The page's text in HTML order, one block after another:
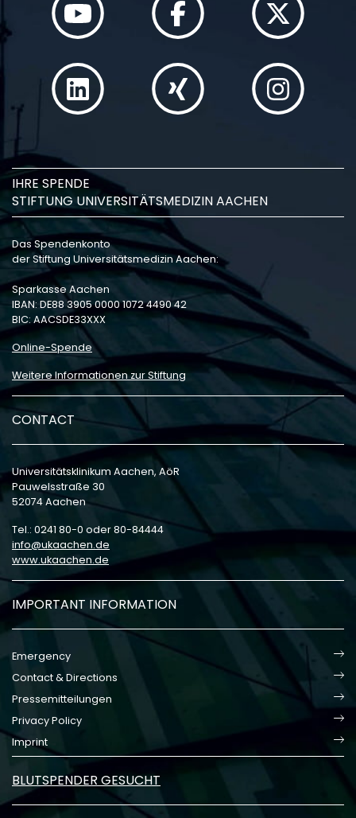
IHRE SPENDE
STIFTUNG UNIVERSITÄTSMEDIZIN AACHEN
Das Spendenkonto
der Stiftung Universitätsmedizin Aachen:
Sparkasse Aachen
IBAN: DE88 3905 0000 1072 4490 42
BIC: AACSDE33XXX
Online-Spende
Weitere Informationen zur Stiftung
CONTACT
Universitätsklinikum Aachen, AöR
Pauwelsstraße 30
52074 Aachen
Tel.: 0241 80-0 oder 80-84444
info
ukaachen de
www.ukaachen.de
IMPORTANT INFORMATION
Emergency
Contact & Directions
Pressemitteilungen
Privacy Policy
Imprint
BLUTSPENDER GESUCHT